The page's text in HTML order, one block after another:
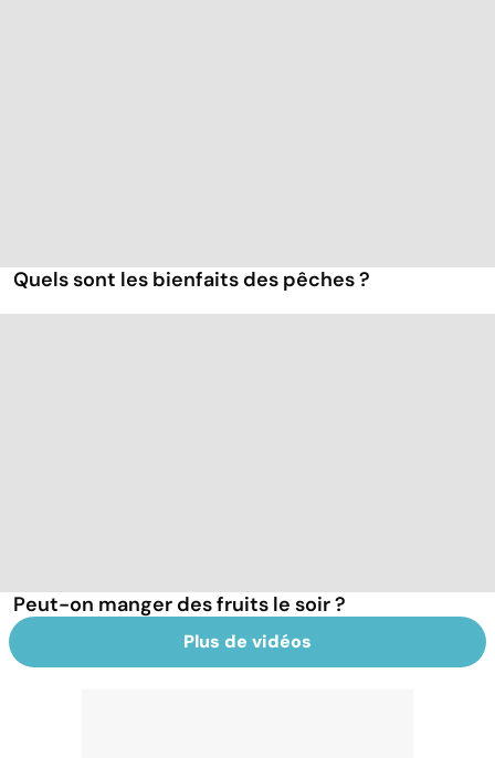
Quels sont les bienfaits des pêches ?
Peut-on manger des fruits le soir ?
Plus de vidéos